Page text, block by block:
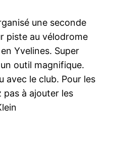
une seconde
piste au vélodrome
Yvelines. Super
outil magnifique.
avec le club. Pour les
pas à ajouter les